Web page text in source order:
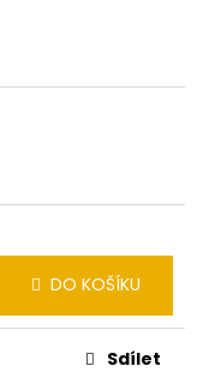
DO KOŠÍKU
Sdílet